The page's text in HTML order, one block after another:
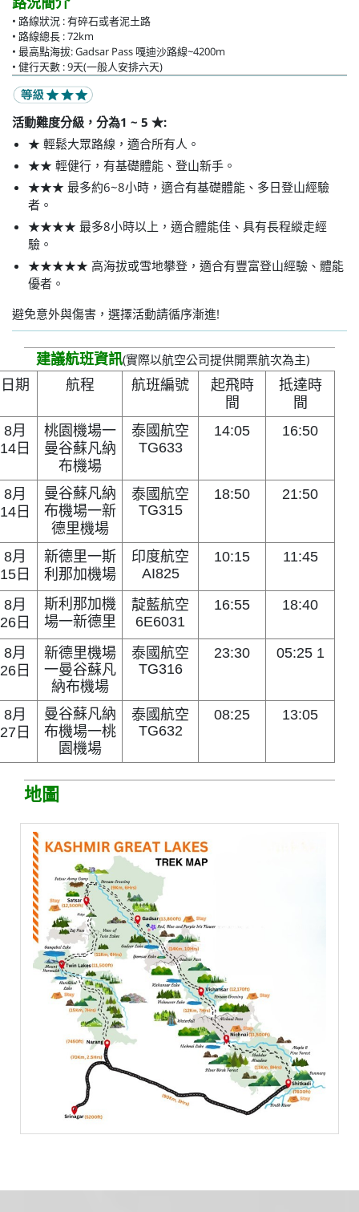
• 路線狀況 : 有碎石或者泥土路
• 路線總長 : 72km
• 最高點海拔: Gadsar Pass 嘎迪沙路線~4200m
• 健行天數 : 9天(一般人安排六天)
活動難度分級，分為1 ~ 5 ★:
★ 輕鬆大眾路線，適合所有人。
★★ 輕健行，有基礎體能、登山新手。
★★★ 最多約6~8小時，適合有基礎體能、多日登山經驗
者。
★★★★ 最多8小時以上，適合體能佳、具有長程縱走經
驗。
★★★★★ 高海拔或雪地攀登，適合有豐富登山經驗、體能
優者。
避免意外與傷害，選擇活動請循序漸進!
建議航班資訊(實際以航空公司提供開票航次為主)
日期
航程 航班編號
起飛時
間
抵達時
間
8月
14日
桃園機場一
曼谷蘇凡納
布機場
泰國航空
TG633
14:05 16:50
8月
14日
曼谷蘇凡納
布機場一新
德里機場
泰國航空
TG315
18:50 21:50
8月
15日
新德里一斯
利那加機場
印度航空
AI825
10:15 11:45
8月
26日
斯利那加機
場一新德里
靛藍航空
6E6031
16:55 18:40
8月
26日
新德里機場
一曼谷蘇凡
納布機場
泰國航空
TG316
23:30 05:25 1
8月
27日
曼谷蘇凡納
布機場一桃
園機場
泰國航空
TG632
08:25 13:05
地圖